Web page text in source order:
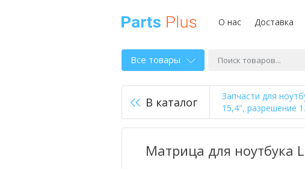
О нас Доставка
Все товары
В каталог Запчасти для
15,4", разрешение
Матрица для ноутбука